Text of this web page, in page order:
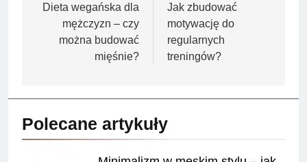
wpisu
Dieta wegańska dla
mężczyzn – czy
można budować
mięśnie?
Jak zbudować
motywację do
regularnych
treningów?
Polecane artykuły